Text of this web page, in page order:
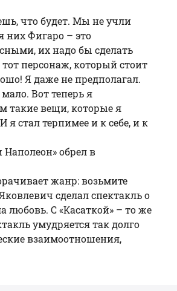
что будет. Мы не учли
них Фигаро – это
их надо бы сделать
персонаж, который стоит
Я даже не предполагал.
Вот теперь я
такие вещи, которые я
стал терпимее и к себе, и к
Наполеон» обрел в
жанр: возьмите
сделал спектакль о
любовь. С «Касаткой» – то же
умудряется так долго
взаимоотношения,